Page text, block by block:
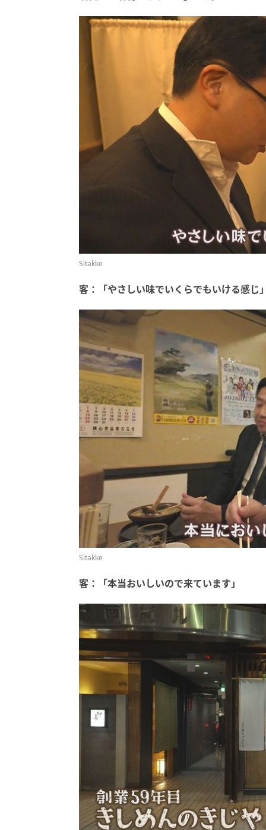
Sitakke
客：「やさしい味でいくらでもいける感じ
Sitakke
客：「本当おいしいので来ています」